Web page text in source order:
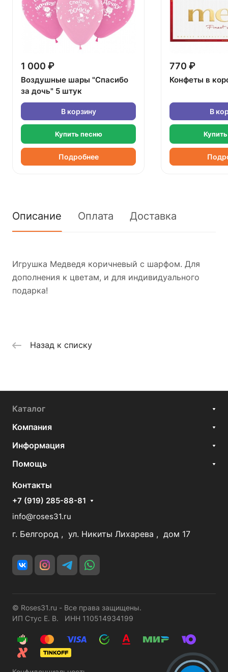
1 000 ₽
Воздушные шары "Спасибо
за дочь" 5 штук
В корзину
Купить песню
Подробнее
770 ₽
Конфеты в
В
Описание Оплата Доставка
Игрушка Медведя коричневый с шарфом. Для
дополнения к цветам, и для индивидуального
подарка!
Назад к списку
Каталог
Компания
Информация
Помощь
Контакты
+7 (919) 285-88-81
info@roses31.ru
г. Белгород , ул. Никиты Лихарева , дом 17
© Roses31.ru - Все права защищены.
ИП Стус Е. В. ИНН 110514934199